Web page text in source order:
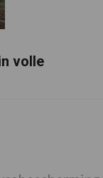
volle